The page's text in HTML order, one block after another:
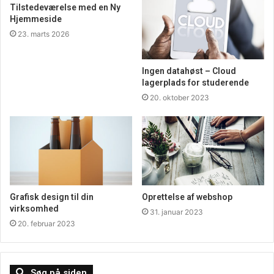
Tilstedeværelse med en Ny
Hjemmeside
23. marts 2026
Ingen datahøst – Cloud
lagerplads for studerende
20. oktober 2023
Grafisk design til din
virksomhed
20. februar 2023
Oprettelse af webshop
31. januar 2023